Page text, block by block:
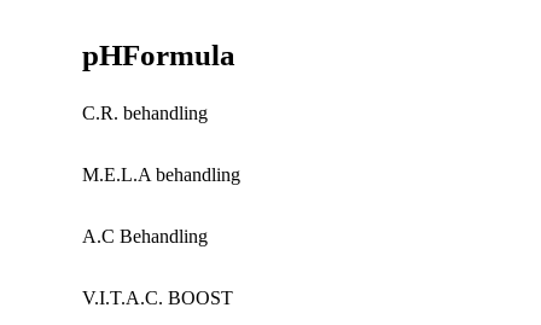
pHFormula
C.R. behandling
M.E.L.A behandling
A.C Behandling
V.I.T.A.C. BOOST